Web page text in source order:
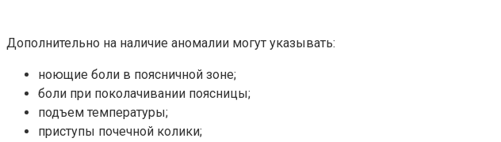
Дополнительно на наличие аномалии могут указывать:
ноющие боли в поясничной зоне;
боли при поколачивании поясницы;
подъем температуры;
приступы почечной колики;